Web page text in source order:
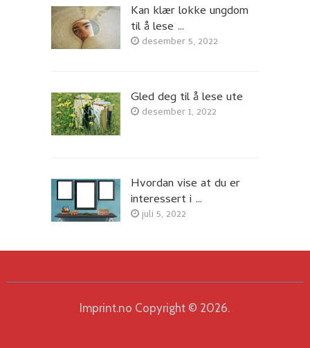
Kan klær lokke ungdom
til å lese …
desember 5, 2022
Gled deg til å lese ute
desember 1, 2022
Hvordan vise at du er
interessert i …
juli 5, 2022
Imprint.no Copyright © 2026.